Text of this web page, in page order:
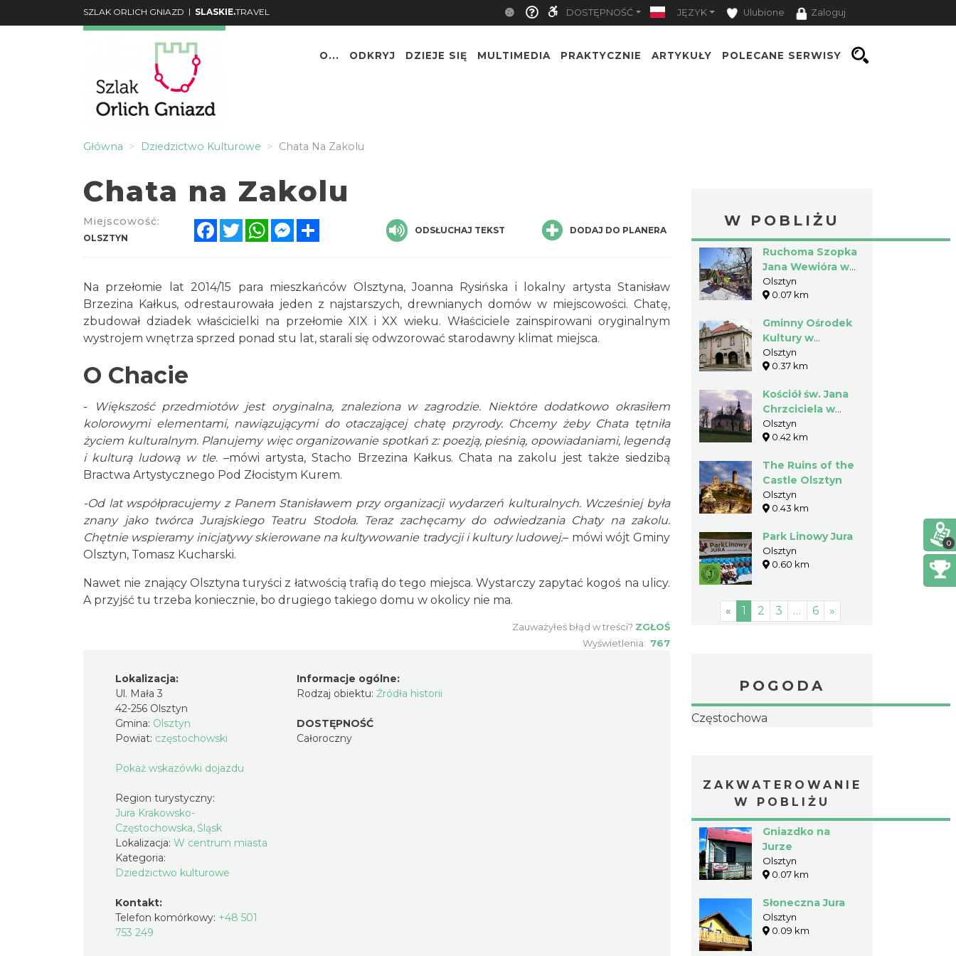
SZLAK ORLICH GNIAZD | SLASKIE.TRAVEL DOSTĘPNOŚĆ JĘZYK Ulubione Zaloguj
O... ODKRYJ DZIEJE SIĘ MULTIMEDIA PRAKTYCZNIE ARTYKUŁY POLECANE SERWISY
Główna Dziedzictwo Kulturowe Chata Na Zakolu
Chata na Zakolu
Miejscowość:
OLSZTYN
FacebookTwitterWhatsAppMessenger ODSŁUCHAJ TEKST DODAJ DO PLANERA
Na przełomie lat 2014/15 para mieszkańców Olsztyna, Joanna Rysińska i lokalny artysta Stanisław
Brzezina Kałkus, odrestaurowała jeden z najstarszych, drewnianych domów w miejscowości. Chatę,
zbudował dziadek właścicielki na przełomie XIX i XX wieku. Właściciele zainspirowani oryginalnym
wystrojem wnętrza sprzed ponad stu lat, starali się odwzorować starodawny klimat miejsca.
O Chacie
-
Większość przedmiotów jest oryginalna, znaleziona w zagrodzie. Niektóre dodatkowo okrasiłem
kolorowymi elementami, nawiązującymi do otaczającej chatę przyrody. Chcemy żeby Chata tętniła
życiem kulturalnym. Planujemy więc organizowanie spotkań z: poezją, pieśnią, opowiadaniami, legendą
i kulturą ludową w tle. –mówi artysta, Stacho Brzezina Kałkus. Chata na zakolu jest także siedzibą
Bractwa Artystycznego Pod Złocistym Kurem.
-Od lat współpracujemy z Panem Stanisławem przy organizacji wydarzeń kulturalnych. Wcześniej była
znany jako twórca Jurajskiego Teatru Stodoła. Teraz zachęcamy do odwiedzania Chaty na zakolu.
Chętnie wspieramy inicjatywy skierowane na kultywowanie tradycji i kultury ludowej.– mówi wójt Gminy
Olsztyn, Tomasz Kucharski.
Nawet nie znający Olsztyna turyści z łatwością trafią do tego miejsca. Wystarczy zapytać kogoś na ulicy.
A przyjść tu trzeba koniecznie, bo drugiego takiego domu w okolicy nie ma.
Zauważyłeś błąd w treści? ZGŁOŚ
Wyświetlenia: 767
Lokalizacja:
Ul. Mała 3
42-256 Olsztyn
Gmina: Olsztyn
Powiat: częstochowski
Pokaż wskazówki dojazdu
Region turystyczny:
Jura Krakowsko-
Częstochowska, Śląsk
Lokalizacja: W centrum miasta
Kategoria:
Dziedzictwo kulturowe
Kontakt:
Telefon komórkowy: +48 501
753 249
Informacje ogólne:
Rodzaj obiektu: Źródła historii
DOSTĘPNOŚĆ
Całoroczny
W POBLIŻU
Ruchoma Szopka
Jana Wewióra w
Olsztynie
Olsztyn
0.07 km
Gminny Ośrodek
Kultury w
Olsztynie
Olsztyn
0.37 km
Kościół św. Jana
Chrzciciela w
Olsztynie
Olsztyn
0.42 km
The Ruins of the
Castle Olsztyn
Olsztyn
0.43 km
Park Linowy Jura
Olsztyn
0.60 km
« 1 2 3 … 6 »
POGODA
Częstochowa
ZAKWATEROWANIE
W POBLIŻU
Gniazdko na
Jurze
Olsztyn
0.07 km
Słoneczna Jura
Olsztyn
0.09 km
0